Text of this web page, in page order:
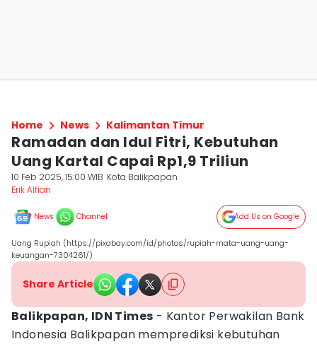
Home News Kalimantan Timur
Ramadan dan Idul Fitri, Kebutuhan
Uang Kartal Capai Rp1,9 Triliun
10 Feb 2025, 15:00 WIB Kota Balikpapan
Erik Alfian
News Channel Add Us on Google
Uang Rupiah (https://pixabay.com/id/photos/rupiah-mata-uang-uang-
keuangan-7304261/)
Share Article
Balikpapan, IDN Times - Kantor Perwakilan Bank
Indonesia Balikpapan memprediksi kebutuhan